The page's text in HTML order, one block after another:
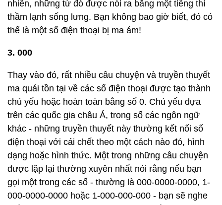
nhiên, những từ đó được nói ra bằng một tiếng thì
thầm lạnh sống lưng. Bạn không bao giờ biết, đó có
thể là một số điện thoại bị ma ám!
3. 000
Thay vào đó, rất nhiều câu chuyện và truyền thuyết
ma quái tồn tại về các số điện thoại được tạo thành
chủ yếu hoặc hoàn toàn bằng số 0. Chủ yếu dựa
trên các quốc gia châu Á, trong số các ngôn ngữ
khác - những truyền thuyết này thường kết nối số
điện thoại với cái chết theo một cách nào đó, hình
dạng hoặc hình thức. Một trong những câu chuyện
được lặp lại thường xuyên nhất nói rằng nếu bạn
gọi một trong các số - thường là 000-0000-0000, 1-
000-0000-0000 hoặc 1-000-000-000 - bạn sẽ nghe